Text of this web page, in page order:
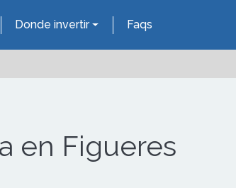
Donde invertir Faqs
en Figueres